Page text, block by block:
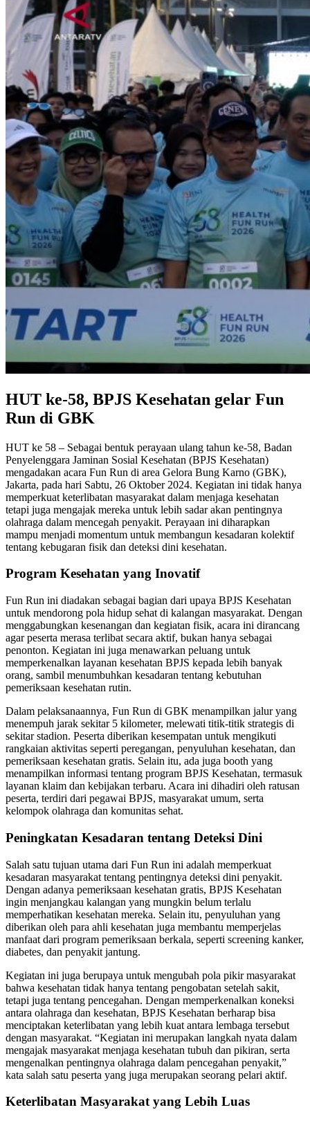
HUT ke-58, BPJS Kesehatan gelar Fun
Run di GBK
HUT ke 58 – Sebagai bentuk perayaan ulang tahun ke-58, Badan
Penyelenggara Jaminan Sosial Kesehatan (BPJS Kesehatan)
mengadakan acara Fun Run di area Gelora Bung Karno (GBK),
Jakarta, pada hari Sabtu, 26 Oktober 2024. Kegiatan ini tidak hanya
memperkuat keterlibatan masyarakat dalam menjaga kesehatan
tetapi juga mengajak mereka untuk lebih sadar akan pentingnya
olahraga dalam mencegah penyakit. Perayaan ini diharapkan
mampu menjadi momentum untuk membangun kesadaran kolektif
tentang kebugaran fisik dan deteksi dini kesehatan.
Program Kesehatan yang Inovatif
Fun Run ini diadakan sebagai bagian dari upaya BPJS Kesehatan
untuk mendorong pola hidup sehat di kalangan masyarakat. Dengan
menggabungkan kesenangan dan kegiatan fisik, acara ini dirancang
agar peserta merasa terlibat secara aktif, bukan hanya sebagai
penonton. Kegiatan ini juga menawarkan peluang untuk
memperkenalkan layanan kesehatan BPJS kepada lebih banyak
orang, sambil menumbuhkan kesadaran tentang kebutuhan
pemeriksaan kesehatan rutin.
Dalam pelaksanaannya, Fun Run di GBK menampilkan jalur yang
menempuh jarak sekitar 5 kilometer, melewati titik-titik strategis di
sekitar stadion. Peserta diberikan kesempatan untuk mengikuti
rangkaian aktivitas seperti peregangan, penyuluhan kesehatan, dan
pemeriksaan kesehatan gratis. Selain itu, ada juga booth yang
menampilkan informasi tentang program BPJS Kesehatan, termasuk
layanan klaim dan kebijakan terbaru. Acara ini dihadiri oleh ratusan
peserta, terdiri dari pegawai BPJS, masyarakat umum, serta
kelompok olahraga dan komunitas sehat.
Peningkatan Kesadaran tentang Deteksi Dini
Salah satu tujuan utama dari Fun Run ini adalah memperkuat
kesadaran masyarakat tentang pentingnya deteksi dini penyakit.
Dengan adanya pemeriksaan kesehatan gratis, BPJS Kesehatan
ingin menjangkau kalangan yang mungkin belum terlalu
memperhatikan kesehatan mereka. Selain itu, penyuluhan yang
diberikan oleh para ahli kesehatan juga membantu memperjelas
manfaat dari program pemeriksaan berkala, seperti screening kanker,
diabetes, dan penyakit jantung.
Kegiatan ini juga berupaya untuk mengubah pola pikir masyarakat
bahwa kesehatan tidak hanya tentang pengobatan setelah sakit,
tetapi juga tentang pencegahan. Dengan memperkenalkan koneksi
antara olahraga dan kesehatan, BPJS Kesehatan berharap bisa
menciptakan keterlibatan yang lebih kuat antara lembaga tersebut
dengan masyarakat. “Kegiatan ini merupakan langkah nyata dalam
mengajak masyarakat menjaga kesehatan tubuh dan pikiran, serta
mengenalkan pentingnya olahraga dalam pencegahan penyakit,”
kata salah satu peserta yang juga merupakan seorang pelari aktif.
Keterlibatan Masyarakat yang Lebih Luas